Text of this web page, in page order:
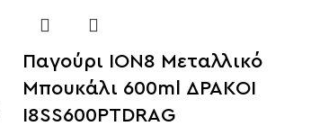
Παγούρι ION8 Μεταλλικό
Μπουκάλι 600ml ΔΡΑΚΟΙ
I8SS600PTDRAG